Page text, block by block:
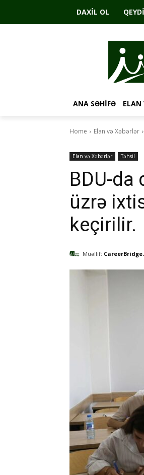
DAXIL OL
ANA SƏHIFƏ
Home Elan və Xəbərlər
Elan və Xəbərlər Təhsil
BDU-da
üzrə
keçirilir.
Müəllif: